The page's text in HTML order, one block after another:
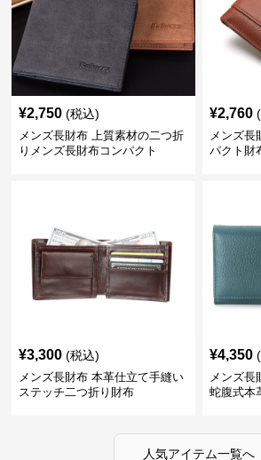
¥2,750 (税込)
メンズ長財布 上質素材の二つ折
りメンズ長財布コンパクト
¥2,760
メンズ長
パクト財
¥3,300 (税込)
メンズ長財布 本革仕立て手縫い
ステッチ二つ折り財布
¥4,350
メンズ長
蛇腹式本
人気アイテム一覧へ